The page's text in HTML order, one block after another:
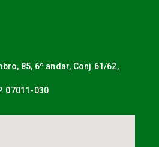
85, 6º andar, Conj.61/62,
07011-030